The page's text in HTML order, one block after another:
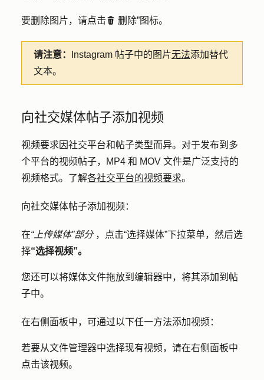
要删除图片，请点击delete 删除”图标。
请注意： Instagram 帖子中的图片无法添加替代
文本。
向社交媒体帖子添加视频
视频要求因社交平台和帖子类型而异。对于发布到多
个平台的视频帖子，MP4 和 MOV 文件是广泛支持的
视频格式。了解各社交平台的视频要求。
向社交媒体帖子添加视频：
在“上传媒体”部分 ，点击“选择媒体”下拉菜单，然后选
择“选择视频”。
您还可以将媒体文件拖放到编辑器中，将其添加到帖
子中。
在右侧面板中，可通过以下任一方法添加视频：
若要从文件管理器中选择现有视频，请在右侧面板中
点击该视频。